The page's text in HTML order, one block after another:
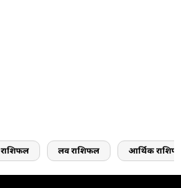
लव राशिफल आर्थिक